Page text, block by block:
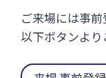
ご来場には事前
以下ボタンより